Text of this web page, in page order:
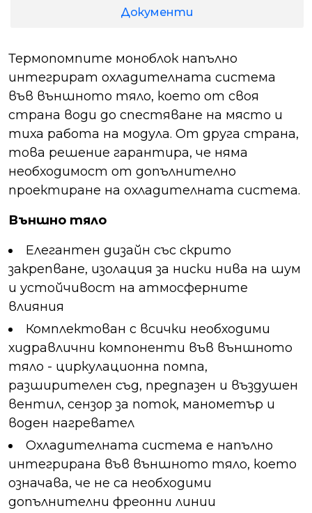
Документи
Термопомпите моноблок напълно
интегрират охладителната система
във външното тяло, което от своя
страна води до спестяване на място и
тиха работа на модула. От друга страна,
това решение гарантира, че няма
необходимост от допълнително
проектиране на охладителната система.
Външно тяло
Елегантен дизайн със скрито
закрепване, изолация за ниски нива на шум
и устойчивост на атмосферните
влияния
Комплектован с всички необходими
хидравлични компоненти във външното
тяло - циркулационна помпа,
разширителен съд, предпазен и въздушен
вентил, сензор за поток, манометър и
воден нагревател
Охладителната система е напълно
интегрирана във външното тяло, което
означава, че не са необходими
допълнителни фреонни линии